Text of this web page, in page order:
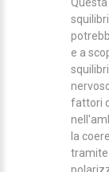
e a
fattori
la
tramite